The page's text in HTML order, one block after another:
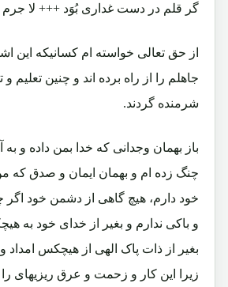
گر قلم در دست غداری بُوَد +++ لا جرم
از حق تعالی خواسته ام کسانیکه این
جاهلم را از راه برده اند و چنین تعلیم و
شرمنده گردند.
باز بهمان وجدانی که خدا بمن داده و به
چنگ زده ام و بهمان ایمان و صدق که
خود دارم، هیچ گاهی از دشمن خود اگر
و باکی ندارم و بغیر از خدای خود به
بغیر از ذات پاک الهی از هیچکس امداد
زیرا این کار و زحمت و عرق ریزیهای را